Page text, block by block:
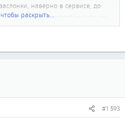
наверно в сервисе, до
хода, холостые тупо им
закрутил, отрегулировал
и холостые упали ниже 500.
всё как надо.
толчок при переключении 1-2.
раскрыть...
#1 593